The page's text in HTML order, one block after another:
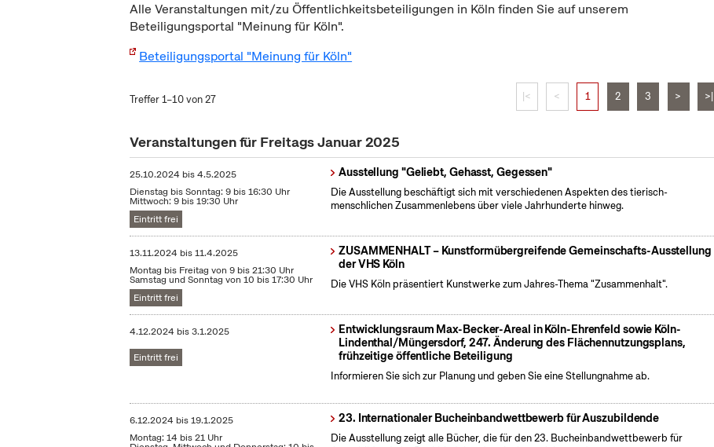
Alle Veranstaltungen mit/zu Öffentlichkeitsbeteiligungen in Köln finden Sie auf unserem
Beteiligungsportal "Meinung für Köln".
Beteiligungsportal "Meinung für Köln"
Treffer 1–10 von 27 |< < 1 2 3 > >|
Veranstaltungen für Freitags Januar 2025
25.10.2024 bis4.5.2025
Dienstag bis Sonntag: 9 bis 16:30 Uhr
Mittwoch: 9 bis 19:30 Uhr
Eintritt frei
Ausstellung "Geliebt, Gehasst, Gegessen"
Die Ausstellung beschäftigt sich mit verschiedenen Aspekten des tierisch-
menschlichen Zusammenlebens über viele Jahrhunderte hinweg.
13.11.2024 bis11.4.2025
Montag bis Freitag von 9 bis 21:30 Uhr
Samstag und Sonntag von 10 bis 17:30 Uhr
Eintritt frei
ZUSAMMENHALT – Kunstformübergreifende Gemeinschafts-Ausstellung
der VHS Köln
Die VHS Köln präsentiert Kunstwerke zum Jahres-Thema "Zusammenhalt".
4.12.2024 bis3.1.2025
Eintritt frei
Entwicklungsraum Max-Becker-Areal in Köln-Ehrenfeld sowie Köln-
Lindenthal/Müngersdorf, 247. Änderung des Flächennutzungsplans,
frühzeitige öffentliche Beteiligung
Informieren Sie sich zur Planung und geben Sie eine Stellungnahme ab.
6.12.2024 bis19.1.2025
Montag: 14 bis 21 Uhr
23. Internationaler Bucheinbandwettbewerb für Auszubildende
Die Ausstellung zeigt alle Bücher, die für den 23. Bucheinbandwettbewerb für